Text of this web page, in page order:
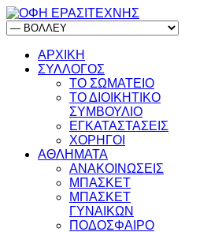
ΑΡΧΙΚΗ
ΣΥΛΛΟΓΟΣ
ΤΟ ΣΩΜΑΤΕΙΟ
ΤΟ ΔΙΟΙΚΗΤΙΚΟ
ΣΥΜΒΟΥΛΙΟ
ΕΓΚΑΤΑΣΤΑΣΕΙΣ
ΧΟΡΗΓΟΙ
ΑΘΛΗΜΑΤΑ
ΑΝΑΚΟΙΝΩΣΕΙΣ
ΜΠΑΣΚΕΤ
ΜΠΑΣΚΕΤ
ΓΥΝΑΙΚΩΝ
ΠΟΔΟΣΦΑΙΡΟ